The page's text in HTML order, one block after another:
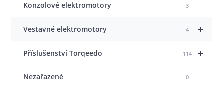
Konzolové elektromotory 3
+
Vestavné elektromotory 4
+
Příslušenství Torqeedo 114
Nezařazené 0